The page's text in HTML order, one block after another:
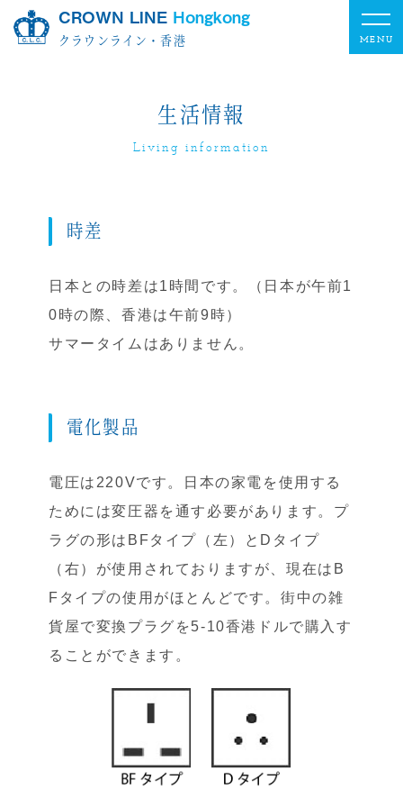
CROWN LINE Hongkong
クラウンライン・香港
生活情報
Living information
時差
日本との時差は1時間です。（日本が午前1
0時の際、香港は午前9時）
サマータイムはありません。
電化製品
電圧は220Vです。日本の家電を使用する
ためには変圧器を通す必要があります。プ
ラグの形はBFタイプ（左）とDタイプ
（右）が使用されておりますが、現在はB
Fタイプの使用がほとんどです。街中の雑
貨屋で変換プラグを5-10香港ドルで購入す
ることができます。